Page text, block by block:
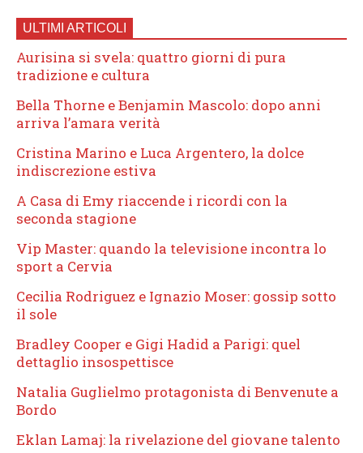
ULTIMI ARTICOLI
Aurisina si svela: quattro giorni di pura
tradizione e cultura
Bella Thorne e Benjamin Mascolo: dopo anni
arriva l’amara verità
Cristina Marino e Luca Argentero, la dolce
indiscrezione estiva
A Casa di Emy riaccende i ricordi con la
seconda stagione
Vip Master: quando la televisione incontra lo
sport a Cervia
Cecilia Rodriguez e Ignazio Moser: gossip sotto
il sole
Bradley Cooper e Gigi Hadid a Parigi: quel
dettaglio insospettisce
Natalia Guglielmo protagonista di Benvenute a
Bordo
Eklan Lamaj: la rivelazione del giovane talento